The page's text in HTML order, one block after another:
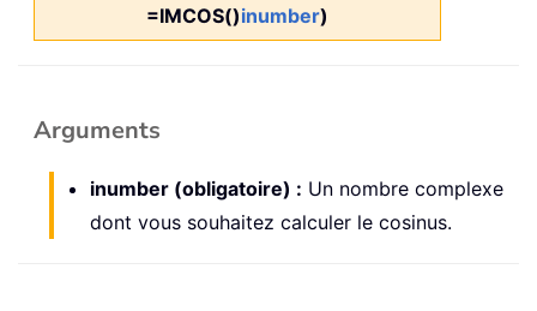
=IMCOS()inumber)
Arguments
inumber (obligatoire) : Un nombre complexe
dont vous souhaitez calculer le cosinus.